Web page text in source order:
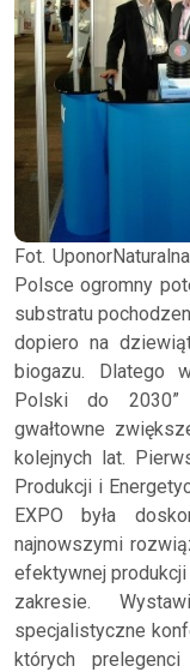
Fot.
Polsce ogromny
substratu
dopiero na
biogazu. Dlatego
Polski do 2030”
gwałtowne
kolejnych lat.
Produkcji i
EXPO była
najnowszymi
efektywnej
zakresie.
specjalistyczne
których